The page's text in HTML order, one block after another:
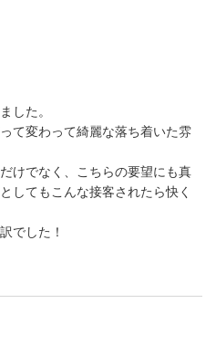
した。
て変わって綺麗な落ち着いた雰
けでなく、こちらの要望にも真
してもこんな接客されたら快く
でした！